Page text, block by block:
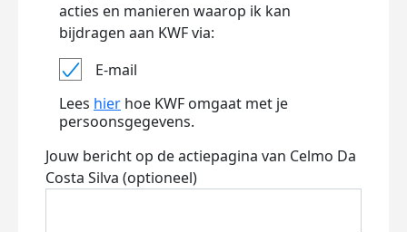
acties en manieren waarop ik kan
bijdragen aan KWF via:
E-mail
Lees hier hoe KWF omgaat met je
persoonsgegevens.
Jouw bericht op de actiepagina van Celmo Da
Costa Silva (optioneel)